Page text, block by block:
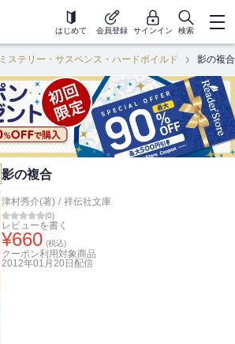
はじめて 会員登録 サインイン 検索
ミステリー・サスペンス・ハードボイルド 影の複合
影の複合
津村秀介(著) / 祥伝社文庫
(0)
レビューを書く
¥660 (税込)
クーポン利用対象商品
2012年01月20日 配信